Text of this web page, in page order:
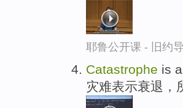
耶鲁公开课 - 旧约
Catastrophe is
灾难表示衰退，